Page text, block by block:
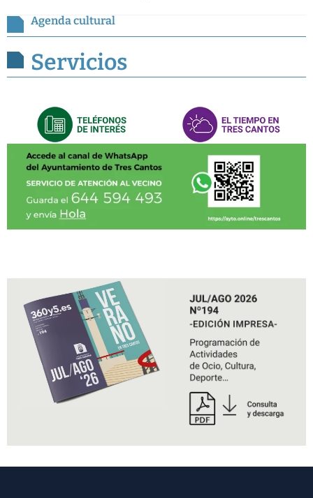
Agenda cultural
Servicios